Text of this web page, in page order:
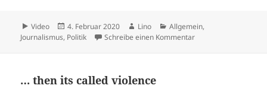
Format
Video
Veröffentlicht
am
4. Februar 2020 Autor
Lino Kategorien
Allgemein,
Journalismus, Politik Schreibe einen Kommentarzu Wie kritische
… then its called violence